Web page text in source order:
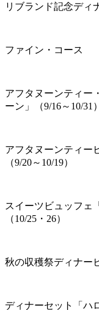
リブランド記念ディ
ファイン・コース
アフタヌーンティー
ーン」（9/16～10/31）
アフタヌーンティー
（9/20～10/19）
スイーツビュッフェ
（10/25・26）
秋の収穫祭ディナー
ディナーセット「ハ